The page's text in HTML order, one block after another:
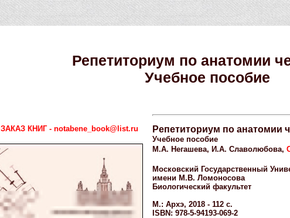
Репетиториум по анатомии
Учебное пособие
ЗАКАЗ КНИГ - notabene_book@list.ru Репетиториум по анатомии
Учебное пособие
М.А. Негашева, И.А. Славолюбова,
Московский Государственный
имени М.В. Ломоносова
Биологический факультет
М.: Архэ, 2018 - 112 с.
ISBN: 978-5-94193-069-2